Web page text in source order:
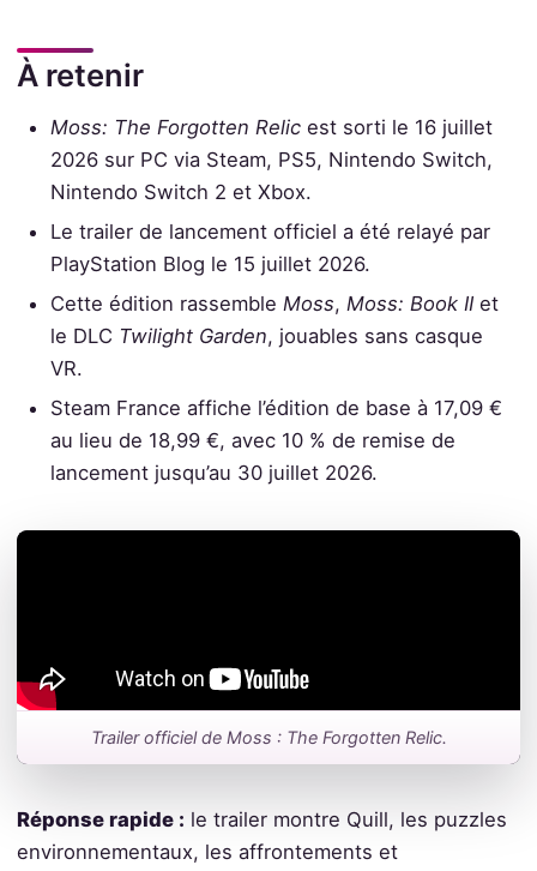
À retenir
Moss: The Forgotten Relic est sorti le 16 juillet
2026 sur PC via Steam, PS5, Nintendo Switch,
Nintendo Switch 2 et Xbox.
Le trailer de lancement officiel a été relayé par
PlayStation Blog le 15 juillet 2026.
Cette édition rassembleMoss,Moss: Book II et
le DLC Twilight Garden, jouables sans casque
VR.
Steam France affiche l’édition de base à 17,09 €
au lieu de 18,99 €, avec 10 % de remise de
lancement jusqu’au 30 juillet 2026.
Trailer officiel de Moss : The Forgotten Relic.
Réponse rapide : le trailer montre Quill, les puzzles
environnementaux, les affrontements et